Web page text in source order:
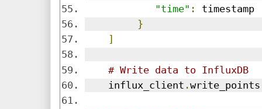
"time" :
timestamp
}
]
# Write data to InfluxDB
    influx_client
.write_points